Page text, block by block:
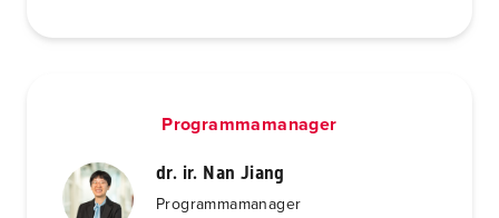
Programmamanager
dr. ir. Nan Jiang
Programmamanager